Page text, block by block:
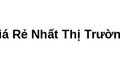
Rẻ Nhất Thị